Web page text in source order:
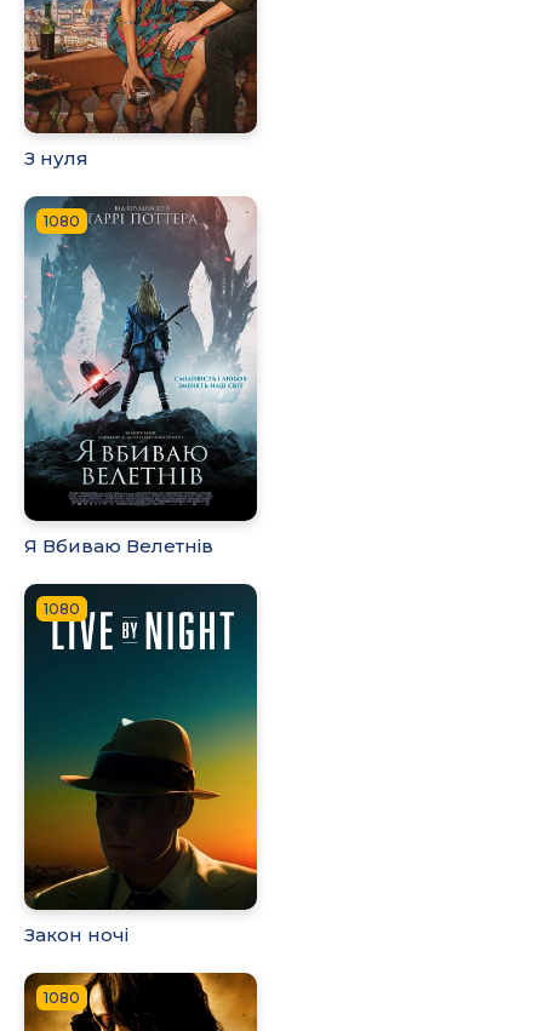
З нуля
1080
Я Вбиваю Велетнів
1080
Закон ночі
1080